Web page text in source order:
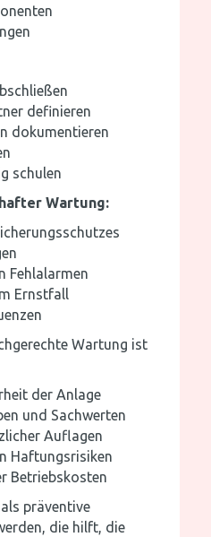
definieren
dokumentieren
schulen
Wartung:
Fehlalarmen
Ernstfall
Wartung ist
der Anlage
und Sachwerten
Auflagen
Haftungsrisiken
Betriebskosten
präventive
die hilft, die